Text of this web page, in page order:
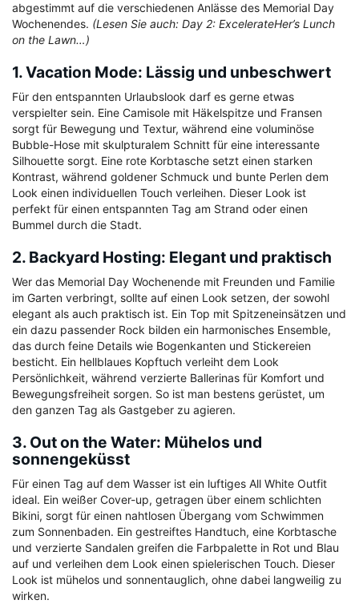
abgestimmt auf die verschiedenen Anlässe des Memorial Day
Wochenendes. (Lesen Sie auch: Day 2: ExcelerateHer’s Lunch
on the Lawn…)
1. Vacation Mode: Lässig und unbeschwert
Für den entspannten Urlaubslook darf es gerne etwas
verspielter sein. Eine Camisole mit Häkelspitze und Fransen
sorgt für Bewegung und Textur, während eine voluminöse
Bubble-Hose mit skulpturalem Schnitt für eine interessante
Silhouette sorgt. Eine rote Korbtasche setzt einen starken
Kontrast, während goldener Schmuck und bunte Perlen dem
Look einen individuellen Touch verleihen. Dieser Look ist
perfekt für einen entspannten Tag am Strand oder einen
Bummel durch die Stadt.
2. Backyard Hosting: Elegant und praktisch
Wer das Memorial Day Wochenende mit Freunden und Familie
im Garten verbringt, sollte auf einen Look setzen, der sowohl
elegant als auch praktisch ist. Ein Top mit Spitzeneinsätzen und
ein dazu passender Rock bilden ein harmonisches Ensemble,
das durch feine Details wie Bogenkanten und Stickereien
besticht. Ein hellblaues Kopftuch verleiht dem Look
Persönlichkeit, während verzierte Ballerinas für Komfort und
Bewegungsfreiheit sorgen. So ist man bestens gerüstet, um
den ganzen Tag als Gastgeber zu agieren.
3. Out on the Water: Mühelos und
sonnengeküsst
Für einen Tag auf dem Wasser ist ein luftiges All White Outfit
ideal. Ein weißer Cover-up, getragen über einem schlichten
Bikini, sorgt für einen nahtlosen Übergang vom Schwimmen
zum Sonnenbaden. Ein gestreiftes Handtuch, eine Korbtasche
und verzierte Sandalen greifen die Farbpalette in Rot und Blau
auf und verleihen dem Look einen spielerischen Touch. Dieser
Look ist mühelos und sonnentauglich, ohne dabei langweilig zu
wirken.